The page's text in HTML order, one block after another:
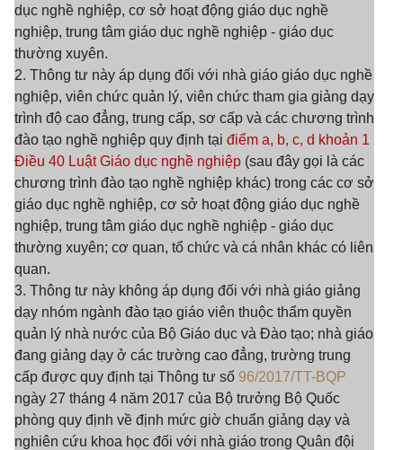
dục nghề nghiệp, cơ sở hoạt động giáo dục nghề
nghiệp, trung tâm giáo dục nghề nghiệp - giáo dục
thường xuyên.
2. Thông tư này áp dụng đối với nhà giáo giáo dục nghề
nghiệp, viên chức quản lý, viên chức tham gia giảng dạy
trình độ cao đẳng, trung cấp, sơ cấp và các chương trình
đào tạo nghề nghiệp quy định tại điểm a, b, c, d khoản 1
Điều 40 Luật Giáo dục nghề nghiệp (sau đây gọi là các
chương trình đào tạo nghề nghiệp khác) trong các cơ sở
giáo dục nghề nghiệp, cơ sở hoạt động giáo dục nghề
nghiệp, trung tâm giáo dục nghề nghiệp - giáo dục
thường xuyên; cơ quan, tổ chức và cá nhân khác có liên
quan.
3. Thông tư này không áp dụng đối với nhà giáo giảng
dạy nhóm ngành đào tạo giáo viên thuộc thẩm quyền
quản lý nhà nước của Bộ Giáo dục và Đào tạo; nhà giáo
đang giảng dạy ở các trường cao đẳng, trường trung
cấp được quy định tại Thông tư số 96/2017/TT-BQP
ngày 27 tháng 4 năm 2017 của Bộ trưởng Bộ Quốc
phòng quy định về định mức giờ chuẩn giảng dạy và
nghiên cứu khoa học đối với nhà giáo trong Quân đội